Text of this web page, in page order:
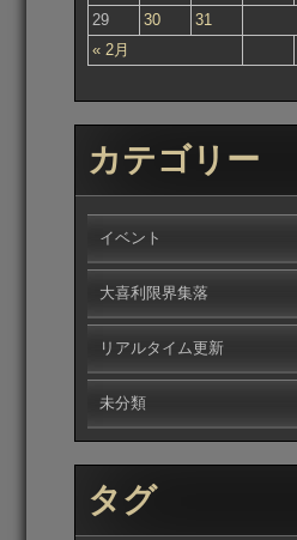
« 2月
29
30 31
カテゴリー
イベント
大喜利限界集落
リアルタイム更新
未分類
タグ